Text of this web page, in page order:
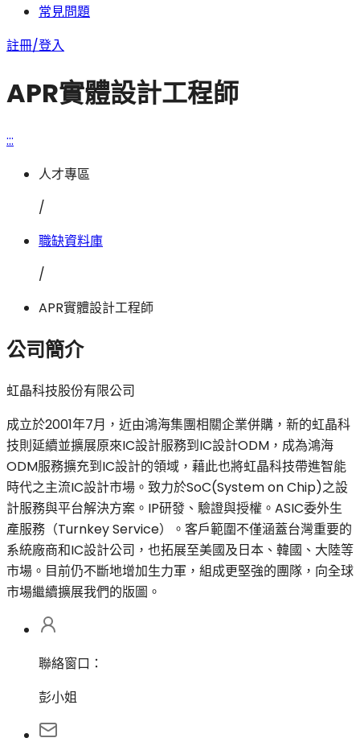
常見問題
註冊/登入
APR實體設計工程師
:::
人才專區
/
職缺資料庫
/
APR實體設計工程師
公司簡介
虹晶科技股份有限公司
成立於2001年7月，近由鴻海集團相關企業併購，新的虹晶科
技則延續並擴展原來IC設計服務到IC設計ODM，成為鴻海
ODM服務擴充到IC設計的領域，藉此也將虹晶科技帶進智能
時代之主流IC設計市場。致力於SoC(System on Chip)之設
計服務與平台解決方案。IP研發、驗證與授權。ASIC委外生
產服務（Turnkey Service）。客戶範圍不僅涵蓋台灣重要的
系統廠商和IC設計公司，也拓展至美國及日本、韓國、大陸等
市場。目前仍不斷地增加生力軍，組成更堅強的團隊，向全球
市場繼續擴展我們的版圖。
聯絡窗口：
彭小姐